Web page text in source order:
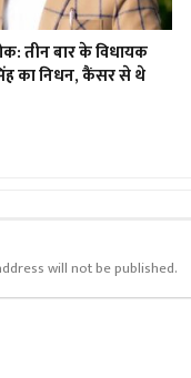
तीन बार के विधायक
का निधन, कैंसर से थे
will not be published.